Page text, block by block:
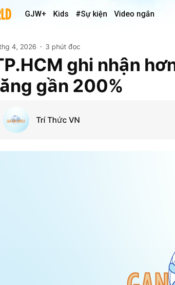
GJW+ Kids #Sự kiện Video ngắn
4, 2026 3 phút đọc
ghi nhận
gần 200%
Trí Thức VN